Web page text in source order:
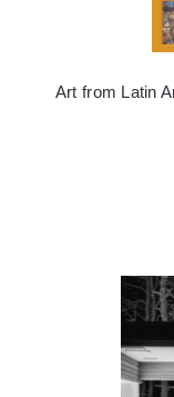
Art from Latin